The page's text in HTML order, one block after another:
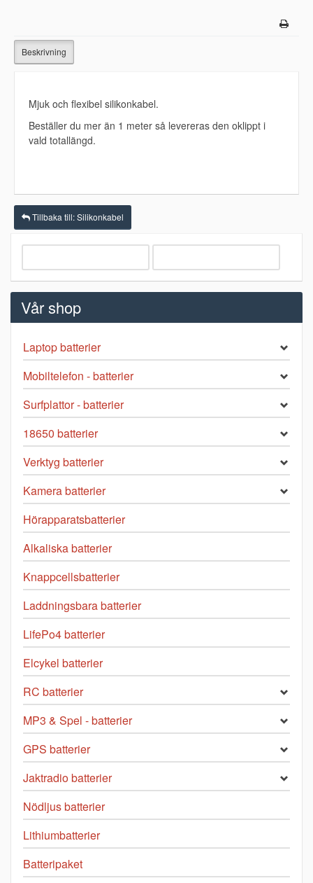
Beskrivning
Mjuk och flexibel silikonkabel.
Beställer du mer än 1 meter så levereras den oklippt i
vald totallängd.
Tillbaka till: Silikonkabel
Vår shop
Laptop batterier
Mobiltelefon - batterier
Surfplattor - batterier
18650 batterier
Verktyg batterier
Kamera batterier
Hörapparatsbatterier
Alkaliska batterier
Knappcellsbatterier
Laddningsbara batterier
LifePo4 batterier
Elcykel batterier
RC batterier
MP3 & Spel - batterier
GPS batterier
Jaktradio batterier
Nödljus batterier
Lithiumbatterier
Batteripaket